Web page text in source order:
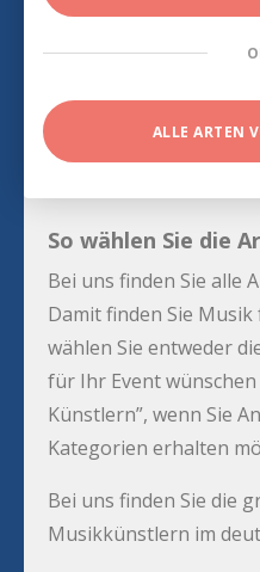
ALLE ARTEN
So wählen Sie die
Bei uns finden Sie alle
Damit finden Sie
wählen Sie entweder
für Ihr Event
Künstlern”, wenn Sie
Kategorien erhalten
Bei uns finden Sie die
Musikkünstlern im